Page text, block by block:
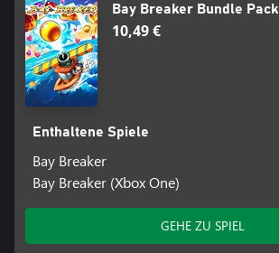
Bay Breaker Bundle Pack
10,49 €
Enthaltene Spiele
Bay Breaker
Bay Breaker (Xbox One)
GEHE ZU SPIEL